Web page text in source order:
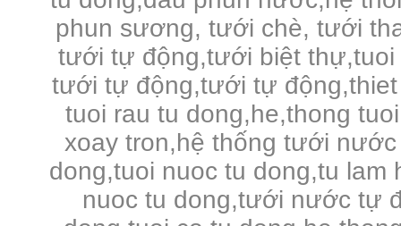
phun sương, tưới chè, tưới
tưới tự động,tưới biệt thự,tuoi
tưới tự động,tưới tự
tuoi rau tu dong,he,thong
xoay tron,hệ thống tưới
dong,tuoi nuoc tu dong,tu lam
nuoc tu dong,tưới nước tự